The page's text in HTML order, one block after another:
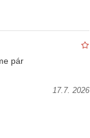
pár
17.7. 2026